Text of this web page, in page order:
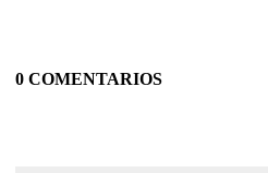
0 COMENTARIOS